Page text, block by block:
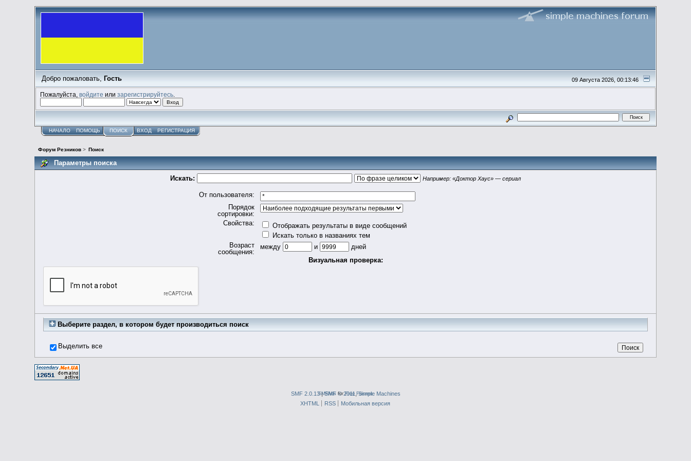
09 Августа 2026, 00:13:46
Добро пожаловать, Гость
Пожалуйста,войдите илизарегистрируйтесь
НАЧАЛО ПОМОЩЬ ПОИСК ВХОД РЕГИСТРАЦИЯ
Форум Резников> Поиск
Параметры поиска
Искать: Например: «Доктор Хаус» — сериал
От пользователя:
Порядок
сортировки:
Свойства:
Отображать результаты в виде сообщений
Искать только в названиях тем
Возраст
сообщения:
между и
дней
Визуальная проверка:
Выберите раздел, в котором будет производиться поиск
Выделить все
SMF 2.0.13|SMF © 2011 ,Simple Machines
SMFAds forFree Forums
XHTML RSS Мобильная версия